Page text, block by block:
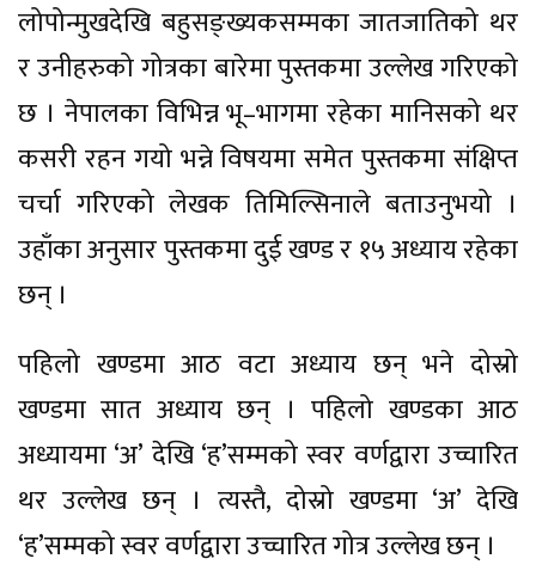
लोपोन्मुखदेखि बहुसङ्ख्यकसम्मका जातजातिको थर
र उनीहरुको गोत्रका बारेमा पुस्तकमा उल्लेख गरिएको
छ । नेपालका विभिन्न भू–भागमा रहेका मानिसको थर
कसरी रहन गयो भन्ने विषयमा समेत पुस्तकमा संक्षिप्त
चर्चा गरिएको लेखक तिमिल्सिनाले बताउनुभयो ।
उहाँका अनुसार पुस्तकमा दुई खण्ड र १५ अध्याय रहेका
छन् ।
पहिलो खण्डमा आठ वटा अध्याय छन् भने दोस्रो
खण्डमा सात अध्याय छन् । पहिलो खण्डका आठ
अध्यायमा ‘अ’ देखि ‘ह’सम्मको स्वर वर्णद्वारा उच्चारित
थर उल्लेख छन् । त्यस्तै, दोस्रो खण्डमा ‘अ’ देखि
‘ह’सम्मको स्वर वर्णद्वारा उच्चारित गोत्र उल्लेख छन् ।